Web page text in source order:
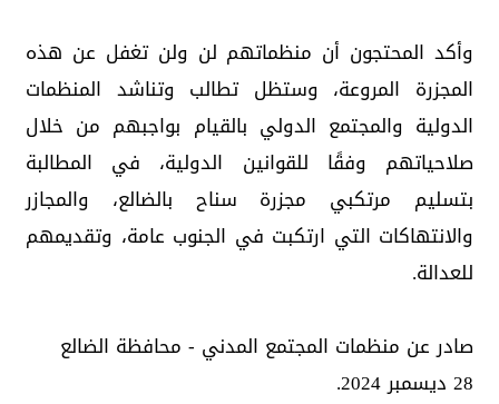
وأكد المحتجون أن منظماتهم لن ولن تغفل عن هذه
المجزرة المروعة، وستظل تطالب وتناشد المنظمات
الدولية والمجتمع الدولي بالقيام بواجبهم من خلال
صلاحياتهم وفقًا للقوانين الدولية، في المطالبة
بتسليم مرتكبي مجزرة سناح بالضالع، والمجازر
والانتهاكات التي ارتكبت في الجنوب عامة، وتقديمهم
للعدالة.
صادر عن منظمات المجتمع المدني - محافظة الضالع
28 ديسمبر 2024.